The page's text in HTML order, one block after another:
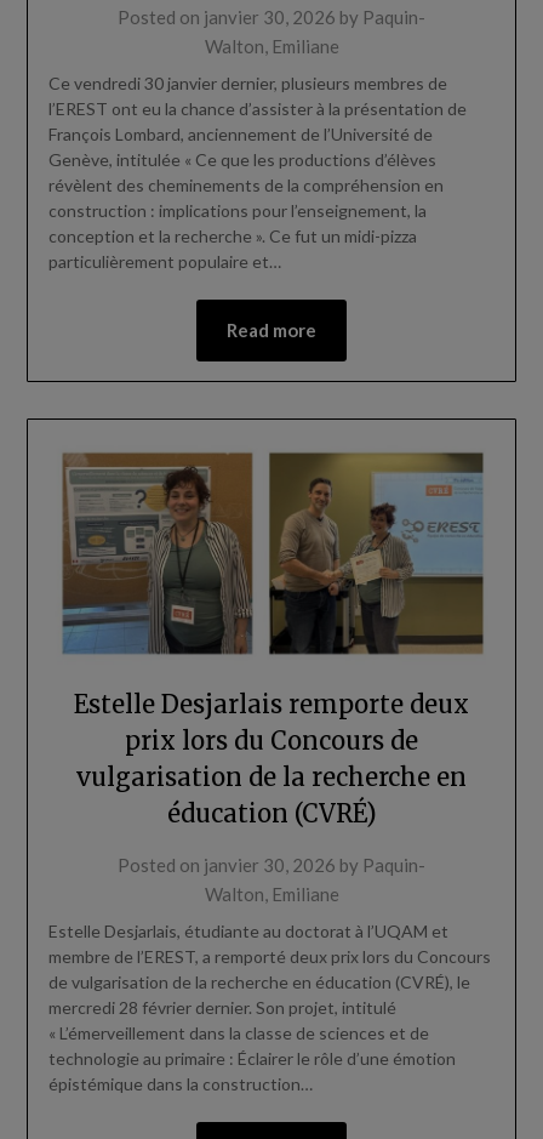
Posted on janvier 30, 2026 by Paquin-
Walton, Emiliane
Ce vendredi 30 janvier dernier, plusieurs membres de
l’EREST ont eu la chance d’assister à la présentation de
François Lombard, anciennement de l’Université de
Genève, intitulée « Ce que les productions d’élèves
révèlent des cheminements de la compréhension en
construction : implications pour l’enseignement, la
conception et la recherche ». Ce fut un midi-pizza
particulièrement populaire et…
Read more
Estelle Desjarlais remporte deux
prix lors du Concours de
vulgarisation de la recherche en
éducation (CVRÉ)
Posted on janvier 30, 2026 by Paquin-
Walton, Emiliane
Estelle Desjarlais, étudiante au doctorat à l’UQAM et
membre de l’EREST, a remporté deux prix lors du Concours
de vulgarisation de la recherche en éducation (CVRÉ), le
mercredi 28 février dernier. Son projet, intitulé
« L’émerveillement dans la classe de sciences et de
technologie au primaire : Éclairer le rôle d’une émotion
épistémique dans la construction…